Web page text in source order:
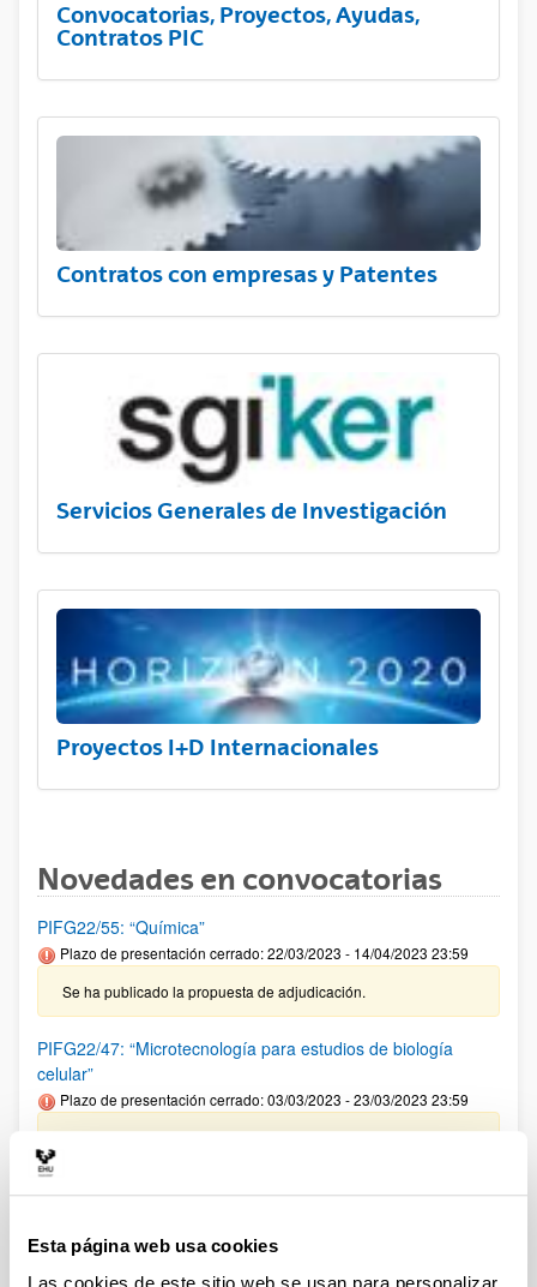
Esta página web usa cookies
Convocatorias, Proyectos, Ayudas,
Contratos PIC
Contratos con empresas y Patentes
Servicios Generales de Investigación
Proyectos I+D Internacionales
Novedades en convocatorias
PIFG22/55: “Química”
Plazo de presentación cerrado: 22/03/2023 - 14/04/2023 23:59
Se ha publicado la propuesta de adjudicación.
PIFG22/47: “Microtecnología para estudios de biología
celular”
Plazo de presentación cerrado: 03/03/2023 - 23/03/2023 23:59
Se ha publicado la propuesta de adjudicación.
PIFG22/46: “Microtecnología para estudios de biología
Plazo de presentación cerrado: 03/03/2023 - 23/03/2023 23:59